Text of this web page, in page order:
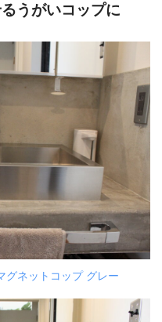
うがいコップに
グネットコップ グレー